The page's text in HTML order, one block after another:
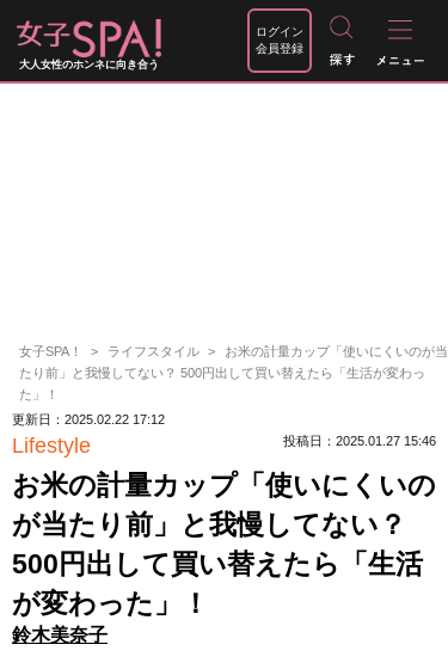
大人女性のホンネに向き合う
ログイン
会員登録
女子SPA！ ライフスタイル
お米の計量カップ「使いにくいのが当
たり前」と我慢してない？ 500円出して買い替えたら「生活が変わっ
た」！
更新日：2025.02.22 17:12
Lifestyle 投稿日：2025.01.27 15:46
お米の計量カップ「使いにくいの
が当たり前」と我慢してない？
500円出して買い替えたら「生活
が変わった」！
鈴木美奈子